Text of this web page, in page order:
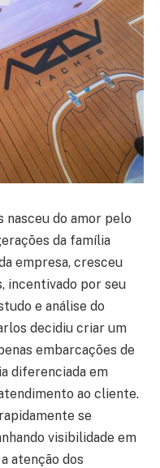
nasceu do amor pelo
da família
empresa, cresceu
incentivado por seu
e análise do
decidiu criar um
embarcações de
diferenciada em
ao cliente.
se
visibilidade em
atenção dos